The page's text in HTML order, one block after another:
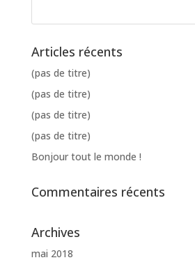
Articles récents
(pas de titre)
(pas de titre)
(pas de titre)
(pas de titre)
Bonjour tout le monde !
Commentaires récents
Archives
mai 2018